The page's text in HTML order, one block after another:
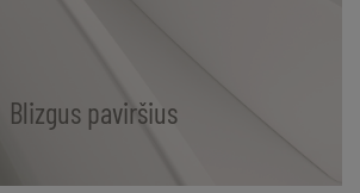
Blizgus paviršius